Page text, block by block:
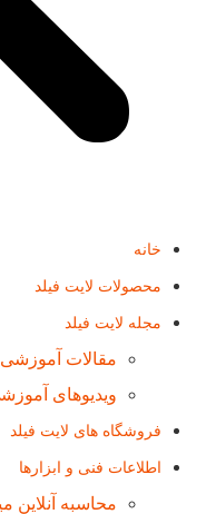
خانه
محصولات لایت فیلد
مجله لایت فیلد
مقالات آموزشی
ویدیوهای
فروشگاه های لایت فیلد
اطلاعات فنی و ابزارها
محاسبه آنلاین